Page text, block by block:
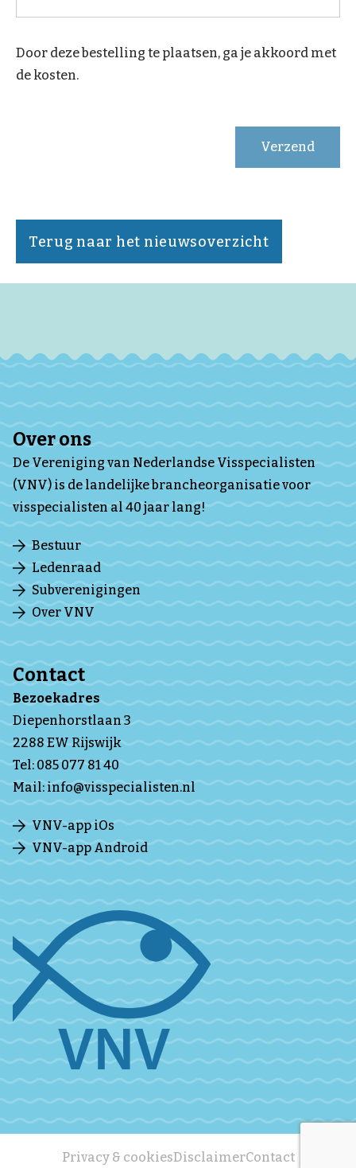
Door deze bestelling te plaatsen, ga je akkoord met
de kosten.
Verzend
Terug naar het nieuwsoverzicht
Over ons
De Vereniging van Nederlandse Visspecialisten
(VNV) is de landelijke brancheorganisatie voor
visspecialisten al 40 jaar lang!
Bestuur
Ledenraad
Subverenigingen
Over VNV
Contact
Bezoekadres
Diepenhorstlaan 3
2288 EW Rijswijk
Tel:085 077 81 40
Mail:info@visspecialisten.nl
VNV-app iOs
VNV-app Android
Privacy & cookiesDisclaimerContact